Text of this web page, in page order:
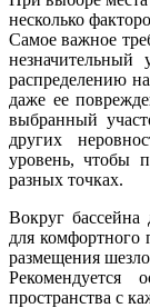
несколько
Самое важное
распределению
даже ее
выбранный
других
уровень, чтобы
разных точках.
Вокруг бассейна
для комфортного
размещения
пространства с